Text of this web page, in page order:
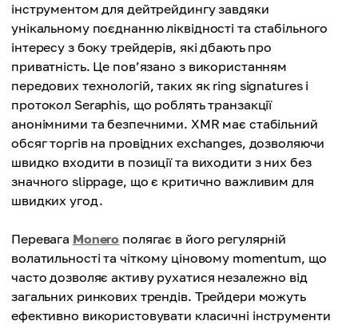
інструментом для дейтрейдингу завдяки
унікальному поєднанню ліквідності та стабільного
інтересу з боку трейдерів, які дбають про
приватність. Це пов’язано з використанням
передових технологій, таких як ring signatures і
протокол Seraphis, що роблять транзакції
анонімними та безпечними. XMR має стабільний
обсяг торгів на провідних exchanges, дозволяючи
швидко входити в позиції та виходити з них без
значного slippage, що є критично важливим для
швидких угод.
Перевага Monero полягає в його регулярній
волатильності та чіткому ціновому momentum, що
часто дозволяє активу рухатися незалежно від
загальних ринкових трендів. Трейдери можуть
ефективно використовувати класичні інструменти